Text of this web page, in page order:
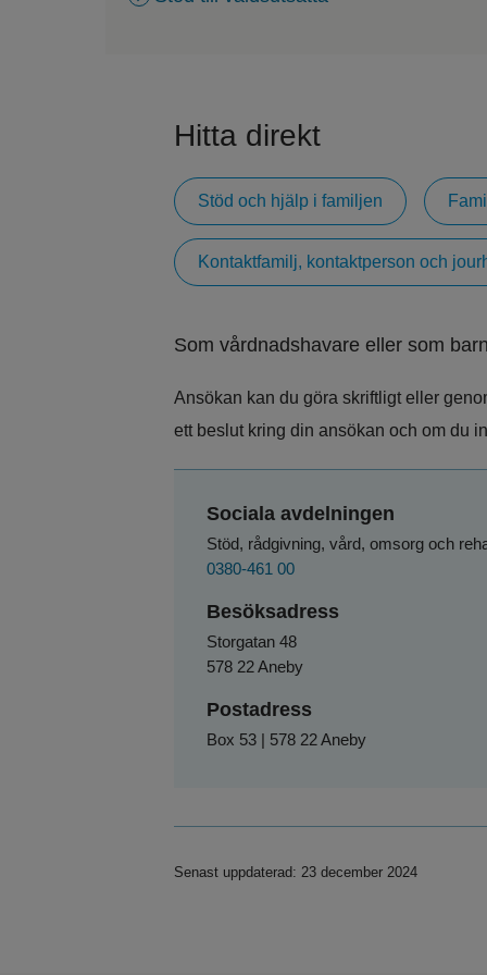
Hitta direkt
Stöd och hjälp i familjen
Kontaktfamilj, kontaktperson och
Som vårdnadshavare eller som
Ansökan kan du göra skriftligt eller
ett beslut kring din ansökan och om du
Sociala avdelningen
Stöd, rådgivning, vård, omsorg och
0380-461 00
Besöksadress
Storgatan 48
578 22 Aneby
Postadress
Box 53 | 578 22 Aneby
Senast uppdaterad: 23 december 2024